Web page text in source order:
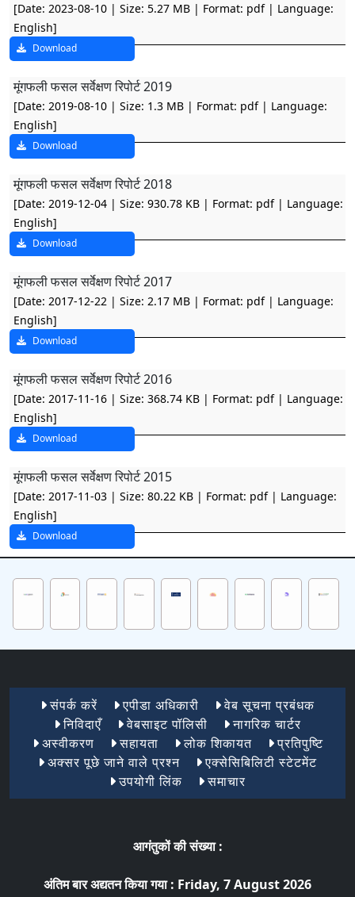
[Date: 2023-08-10 | Size: 5.27 MB | Format: pdf | Language:
English]
Download
मूंगफली फसल सर्वेक्षण रिपोर्ट 2019
[Date: 2019-08-10 | Size: 1.3 MB | Format: pdf | Language:
English]
Download
मूंगफली फसल सर्वेक्षण रिपोर्ट 2018
[Date: 2019-12-04 | Size: 930.78 KB | Format: pdf | Language:
English]
Download
मूंगफली फसल सर्वेक्षण रिपोर्ट 2017
[Date: 2017-12-22 | Size: 2.17 MB | Format: pdf | Language:
English]
Download
मूंगफली फसल सर्वेक्षण रिपोर्ट 2016
[Date: 2017-11-16 | Size: 368.74 KB | Format: pdf | Language:
English]
Download
मूंगफली फसल सर्वेक्षण रिपोर्ट 2015
[Date: 2017-11-03 | Size: 80.22 KB | Format: pdf | Language:
English]
Download
Footer Menu 1
संपर्क करें एपीडा अधिकारी
वेब सूचना प्रबंधक
निविदाएँ
वेबसाइट पॉलिसी
नागरिक चार्टर
अस्वीकरण
सहायता लोक शिकायत
प्रतिपुष्टि
अक्सर पूछे जाने वाले प्रश्न
एक्सेसिबिलिटी स्टेटमेंट
उपयोगी लिंक
समाचार
आगंतुकों की संख्या :
अंतिम बार अद्यतन किया गया : Friday, 7 August 2026